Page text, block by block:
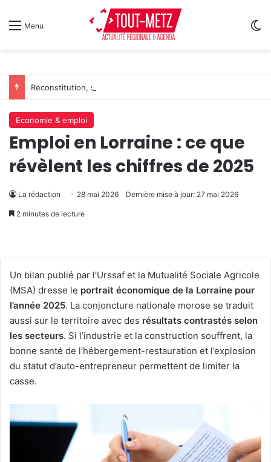
Menu
Economie & emploi
Emploi en Lorraine : ce que
révèlent les chiffres de 2025
La rédaction 28 mai 2026 Dernière mise à jour: 27 mai 2026
2 minutes de lecture
Un bilan publié par l’Urssaf et la Mutualité Sociale Agricole
(MSA) dresse le portrait économique de la Lorraine pour
l’année 2025. La conjoncture nationale morose se traduit
aussi sur le territoire avec des résultats contrastés selon
les secteurs. Si l’industrie et la construction souffrent, la
bonne santé de l’hébergement-restauration et l’explosion
du statut d’auto-entrepreneur permettent de limiter la
casse.